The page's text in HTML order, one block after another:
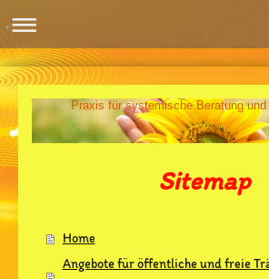
Praxis für systemische Beratung
Sitemap
Home
Angebote für öffentliche und freie